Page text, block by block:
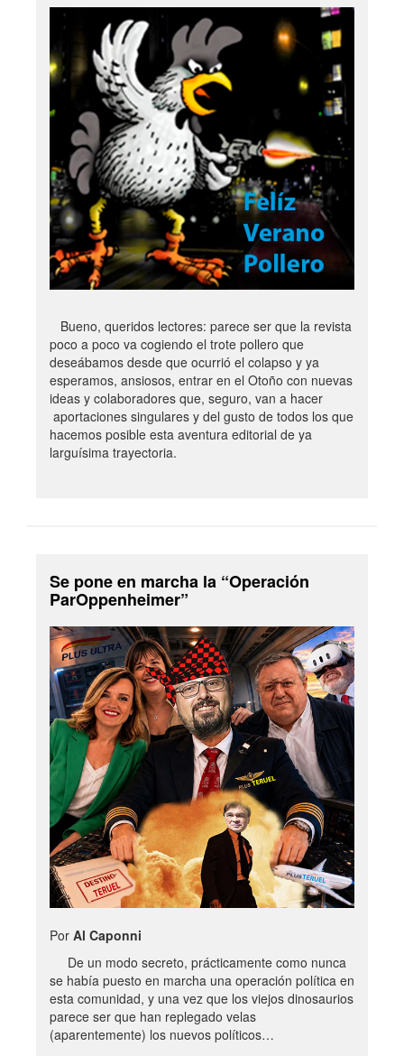
Bueno, queridos lectores: parece ser que la revista
poco a poco va cogiendo el trote pollero que
deseábamos desde que ocurrió el colapso y ya
esperamos, ansiosos, entrar en el Otoño con nuevas
ideas y colaboradores que, seguro, van a hacer
aportaciones singulares y del gusto de todos los que
hacemos posible esta aventura editorial de ya
larguísima trayectoria.
Se pone en marcha la “Operación
ParOppenheimer”
Por Al Caponni
De un modo secreto, prácticamente como nunca
se había puesto en marcha una operación política en
esta comunidad, y una vez que los viejos dinosaurios
parece ser que han replegado velas
(aparentemente) los nuevos políticos…